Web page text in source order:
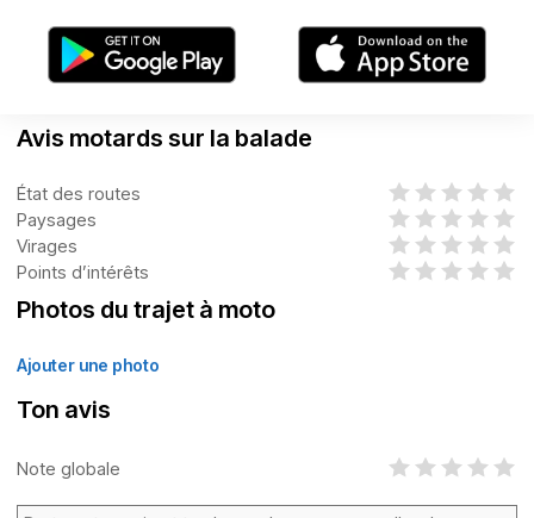
Avis motards sur la balade
État des routes
Paysages
Virages
Points d’intérêts
Photos du trajet à moto
Ajouter une photo
Ton avis
Note globale